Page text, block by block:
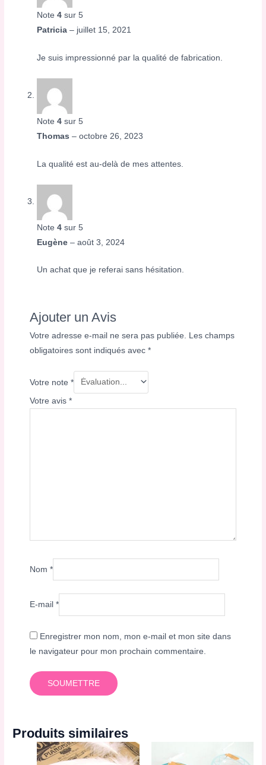
Note4 sur 5
Patricia– juillet 15, 2021
Je suis impressionné par la qualité de fabrication.
Note4 sur 5
Thomas– octobre 26, 2023
La qualité est au-delà de mes attentes.
Note4 sur 5
Eugène– août 3, 2024
Un achat que je referai sans hésitation.
Ajouter un Avis
Votre adresse e-mail ne sera pas publiée.
Les champs
obligatoires sont indiqués avec*
Votre note*
Votre avis*
Nom*
E-mail*
Enregistrer mon nom, mon e-mail et mon site dans
le navigateur pour mon prochain commentaire.
Produits similaires